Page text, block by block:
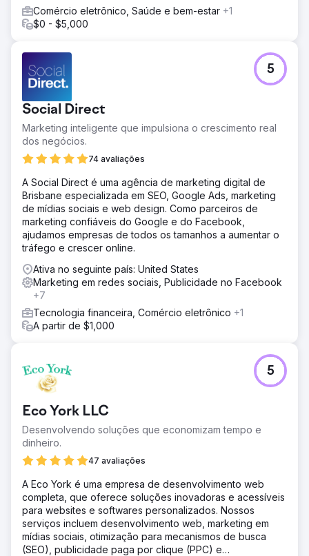
Comércio eletrônico, Saúde e bem-estar +1
$0 - $5,000
Social Direct
Marketing inteligente que impulsiona o crescimento real
dos negócios.
74 avaliações
5
A Social Direct é uma agência de marketing digital de
Brisbane especializada em SEO, Google Ads, marketing
de mídias sociais e web design. Como parceiros de
marketing confiáveis do Google e do Facebook,
ajudamos empresas de todos os tamanhos a aumentar o
tráfego e crescer online.
Ativa no seguinte país: United States
Marketing em redes sociais, Publicidade no Facebook
+7
Tecnologia financeira, Comércio eletrônico +1
A partir de $1,000
Eco York LLC
Desenvolvendo soluções que economizam tempo e
dinheiro.
47 avaliações
5
A Eco York é uma empresa de desenvolvimento web
completa, que oferece soluções inovadoras e acessíveis
para websites e softwares personalizados. Nossos
serviços incluem desenvolvimento web, marketing em
mídias sociais, otimização para mecanismos de busca
(SEO), publicidade paga por clique (PPC) e